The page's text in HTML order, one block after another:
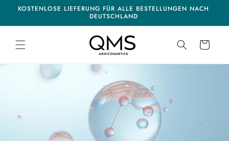
zum
missing:
missing:
KOSTENLOSE LIEFERUNG FÜR ALLE BESTELLUNGEN NACH
DEUTSCHLAND
Warenkorb